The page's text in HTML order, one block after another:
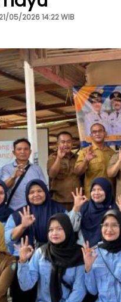
05/2026 14:22 WIB